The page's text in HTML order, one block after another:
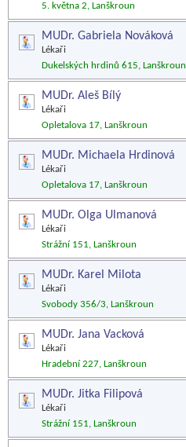
5. května 2, Lanškroun
MUDr. Gabriela Nováková
Lékaři
Dukelských hrdinů 615, Lanškroun
MUDr. Aleš Bílý
Lékaři
Opletalova 17, Lanškroun
MUDr. Michaela Hrdinová
Lékaři
Opletalova 17, Lanškroun
MUDr. Olga Ulmanová
Lékaři
Strážní 151, Lanškroun
MUDr. Karel Milota
Lékaři
Svobody 356/3, Lanškroun
MUDr. Jana Vacková
Lékaři
Hradební 227, Lanškroun
MUDr. Jitka Filipová
Lékaři
Strážní 151, Lanškroun